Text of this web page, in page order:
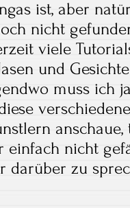
ist, aber
nicht
viele
und
muss ich
einfach nicht
darüber zu